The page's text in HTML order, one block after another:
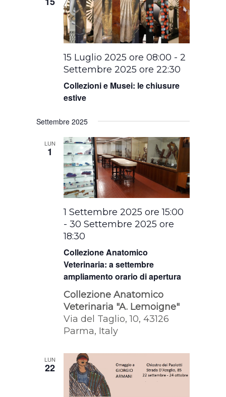
Collezioni e Musei: le chiusure
estive
15 Luglio 2025 ore 08:00 -2
Settembre 2025 ore 22:30
Settembre 2025
LUN
1
Collezione Anatomico
Veterinaria: a settembre
ampliamento orario di apertura
1 Settembre 2025 ore 15:00
-30 Settembre 2025 ore
18:30
Collezione Anatomico
Veterinaria "A. Lemoigne"
Via del Taglio, 10, 43126
Parma, Italy
LUN
22